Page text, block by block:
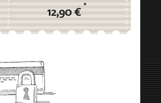
12,90 €
*